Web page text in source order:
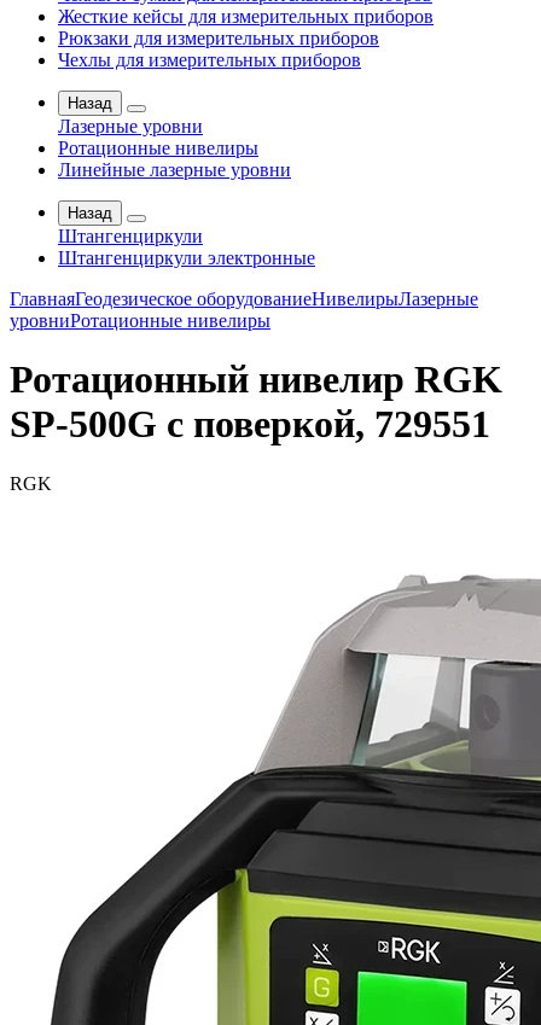
Жесткие кейсы для измерительных приборов
Рюкзаки для измерительных приборов
Чехлы для измерительных приборов
Назад
Лазерные уровни
Ротационные нивелиры
Линейные лазерные уровни
Назад
Штангенциркули
Штангенциркули электронные
ГлавнаяГеодезическое оборудованиеНивелирыЛазерные
уровниРотационные нивелиры
Ротационный нивелир RGK
SP-500G с поверкой, 729551
RGK